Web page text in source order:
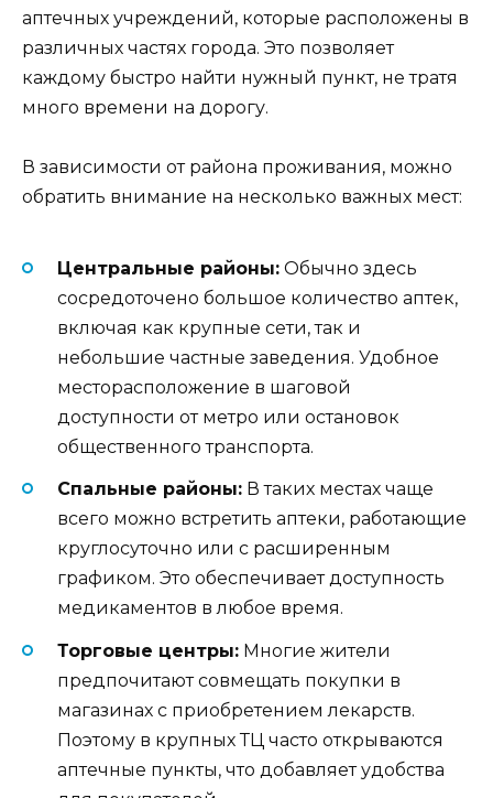
аптечных учреждений, которые расположены в
различных частях города. Это позволяет
каждому быстро найти нужный пункт, не тратя
много времени на дорогу.
В зависимости от района проживания, можно
обратить внимание на несколько важных мест:
Центральные районы: Обычно здесь
сосредоточено большое количество аптек,
включая как крупные сети, так и
небольшие частные заведения. Удобное
месторасположение в шаговой
доступности от метро или остановок
общественного транспорта.
Спальные районы: В таких местах чаще
всего можно встретить аптеки, работающие
круглосуточно или с расширенным
графиком. Это обеспечивает доступность
медикаментов в любое время.
Торговые центры: Многие жители
предпочитают совмещать покупки в
магазинах с приобретением лекарств.
Поэтому в крупных ТЦ часто открываются
аптечные пункты, что добавляет удобства